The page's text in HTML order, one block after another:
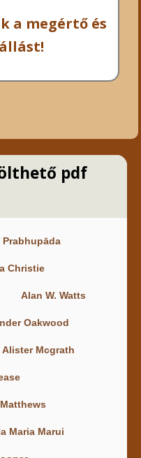
a megértő és
pdf
Prabhupāda
Christie
Alan W. Watts
Oakwood
Alister Mcgrath
Maria Marui